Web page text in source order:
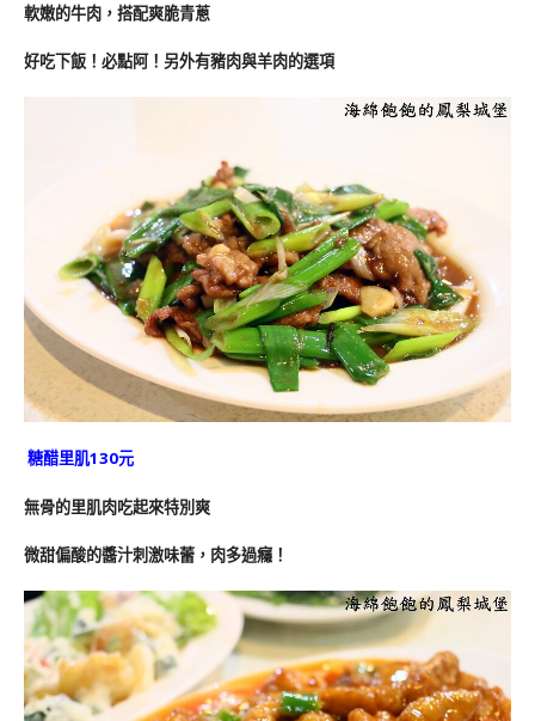
軟嫩的牛肉，搭配爽脆青蔥
好吃下飯！必點阿！另外有豬肉與羊肉的選項
糖醋里肌130元
無骨的里肌肉吃起來特別爽
微甜偏酸的醬汁刺激味蕾，肉多過癮！